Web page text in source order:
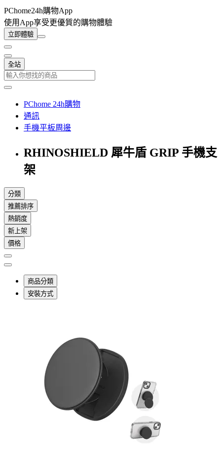
PChome24h購物App
使用App享受更優質的購物體驗
立即體驗
全站
PChome 24h購物
通訊
手機平板周邊
RHINOSHIELD 犀牛盾 GRIP 手機支
架
分類
推薦排序
熱銷度
新上架
價格
商品分類
安裝方式